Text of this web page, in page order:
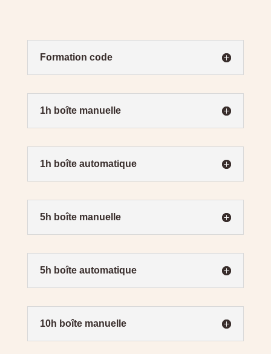
Formation code
1h boîte manuelle
1h boîte automatique
5h boîte manuelle
5h boîte automatique
10h boîte manuelle